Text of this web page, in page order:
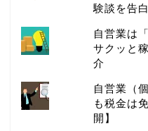
験談を告白
自営業は
サクッと
介
自営業（
も税金は
開】